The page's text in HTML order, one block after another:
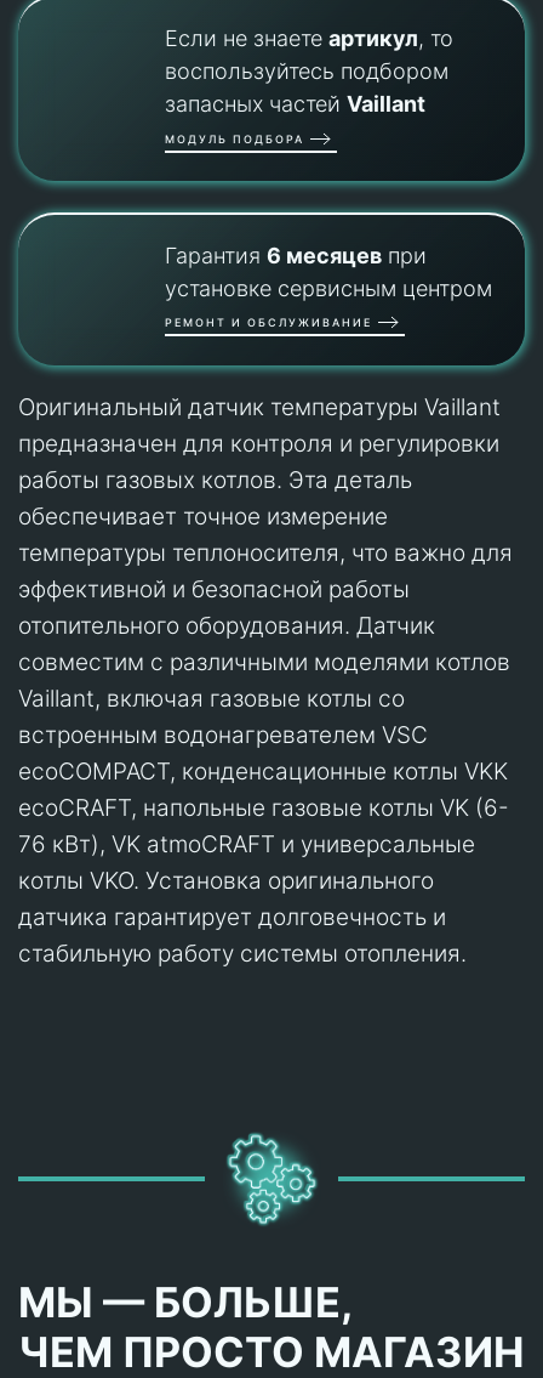
Если не знаете артикул, то
воспользуйтесь подбором
запасных частей Vaillant
МОДУЛЬ ПОДБОРА
Гарантия 6 месяцевпри
установке сервисным центром
РЕМОНТ И ОБСЛУЖИВАНИЕ
Оригинальный датчик температуры Vaillant
предназначен для контроля и регулировки
работы газовых котлов. Эта деталь
обеспечивает точное измерение
температуры теплоносителя, что важно для
эффективной и безопасной работы
отопительного оборудования. Датчик
совместим с различными моделями котлов
Vaillant, включая газовые котлы со
встроенным водонагревателем VSC
ecoCOMPACT, конденсационные котлы VKK
ecoCRAFT, напольные газовые котлы VK (6-
76 кВт), VK atmoCRAFT и универсальные
котлы VKO. Установка оригинального
датчика гарантирует долговечность и
стабильную работу системы отопления.
МЫ — БОЛЬШЕ,
ЧЕМ ПРОСТО МАГАЗИН